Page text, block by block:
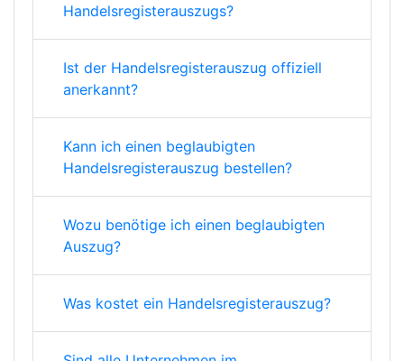
Handelsregisterauszugs?
Ist der Handelsregisterauszug offiziell
anerkannt?
Kann ich einen beglaubigten
Handelsregisterauszug bestellen?
Wozu benötige ich einen beglaubigten
Auszug?
Was kostet ein Handelsregisterauszug?